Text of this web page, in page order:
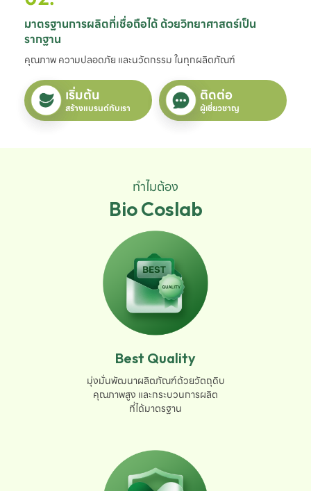
มาตรฐานการผลิตที่เชื่อถือได้ ด้วยวิทยาศาสตร์เป็น
รากฐาน
คุณภาพ ความปลอดภัย และนวัตกรรม ในทุกผลิตภัณฑ์
เริ่มต้น
สร้างแบรนด์กับเรา
ติดต่อ
ผู้เชี่ยวชาญ
ทำไมต้อง
Bio Coslab
Best Quality
มุ่งมั่นพัฒนาผลิตภัณฑ์ด้วยวัตถุดิบ
คุณภาพสูง และกระบวนการผลิต
ที่ได้มาตรฐาน